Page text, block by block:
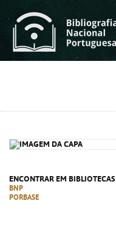
ENCONTRAR EM BIBLIOTECAS
BNP
PORBASE